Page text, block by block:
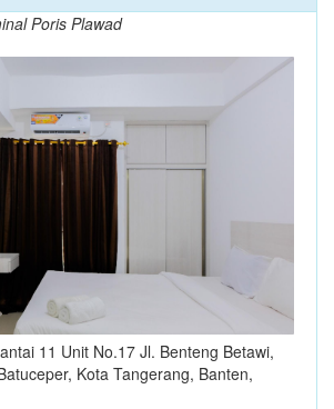
Poris Plawad
11 Unit No.17 Jl. Benteng Betawi,
Kota Tangerang, Banten,